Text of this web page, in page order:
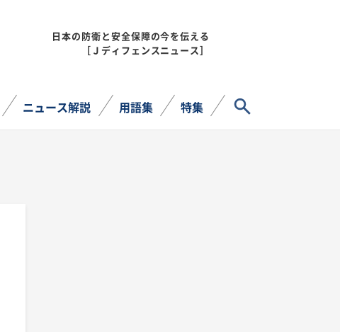
日本の防衛と安全保障の今を伝える
［Ｊディフェンスニュース］
ニュース解説 用語集 特集